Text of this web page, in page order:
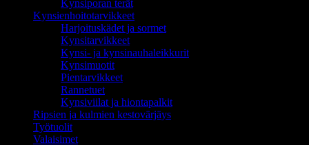
Kynsiporan terät
Kynsienhoitotarvikkeet
Harjoituskädet ja sormet
Kynsitarvikkeet
Kynsi- ja kynsinauhaleikkurit
Kynsimuotit
Pientarvikkeet
Rannetuet
Kynsiviilat ja hiontapalkit
Ripsien ja kulmien kestovärjäys
Työtuolit
Valaisimet